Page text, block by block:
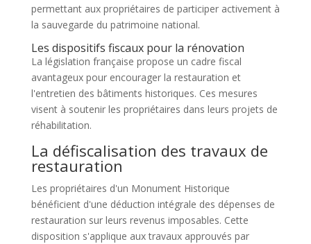
permettant aux propriétaires de participer activement à
la sauvegarde du patrimoine national.
Les dispositifs fiscaux pour la rénovation
La législation française propose un cadre fiscal
avantageux pour encourager la restauration et
l'entretien des bâtiments historiques. Ces mesures
visent à soutenir les propriétaires dans leurs projets de
réhabilitation.
La défiscalisation des travaux de
restauration
Les propriétaires d'un Monument Historique
bénéficient d'une déduction intégrale des dépenses de
restauration sur leurs revenus imposables. Cette
disposition s'applique aux travaux approuvés par